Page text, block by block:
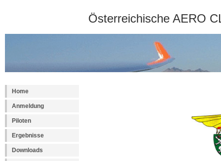
Österreichische AERO
Home
Anmeldung
Piloten
Ergebnisse
Downloads